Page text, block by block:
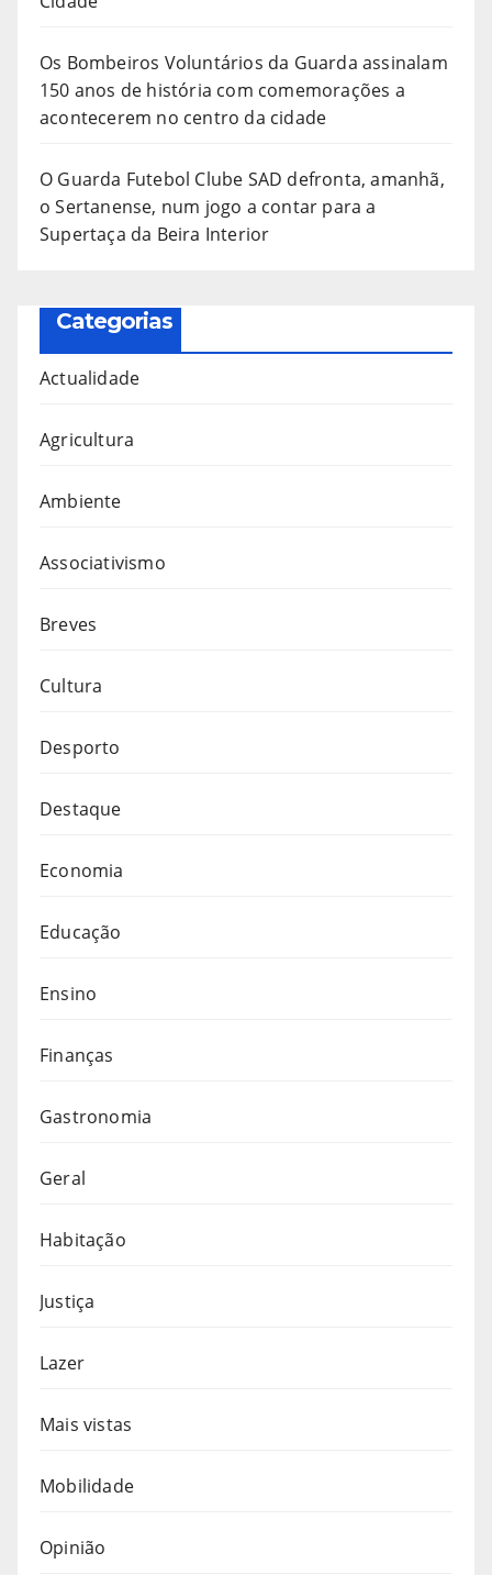
Os Bombeiros Voluntários da Guarda assinalam
150 anos de história com comemorações a
acontecerem no centro da cidade
O Guarda Futebol Clube SAD defronta, amanhã,
o Sertanense, num jogo a contar para a
Supertaça da Beira Interior
Categorias
Actualidade
Agricultura
Ambiente
Associativismo
Breves
Cultura
Desporto
Destaque
Economia
Educação
Ensino
Finanças
Gastronomia
Geral
Habitação
Justiça
Lazer
Mais vistas
Mobilidade
Opinião